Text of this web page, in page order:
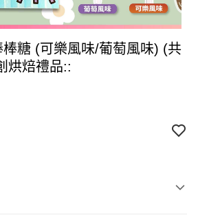
棒糖 (可樂風味/葡萄風味) (共
烘焙禮品::